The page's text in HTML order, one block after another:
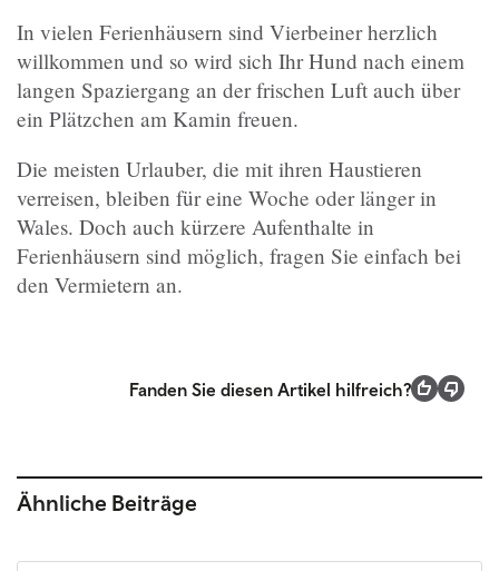
In vielen Ferienhäusern sind Vierbeiner herzlich
willkommen und so wird sich Ihr Hund nach einem
langen Spaziergang an der frischen Luft auch über
ein Plätzchen am Kamin freuen.
Die meisten Urlauber, die mit ihren Haustieren
verreisen, bleiben für eine Woche oder länger in
Wales. Doch auch kürzere Aufenthalte in
Ferienhäusern sind möglich, fragen Sie einfach bei
den Vermietern an.
Fanden Sie diesen Artikel hilfreich?
Ähnliche Beiträge